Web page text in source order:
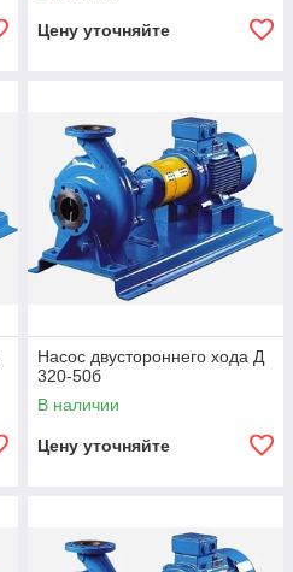
Цену уточняйте
Насос двустороннего хода Д
320-50б
В наличии
Цену уточняйте